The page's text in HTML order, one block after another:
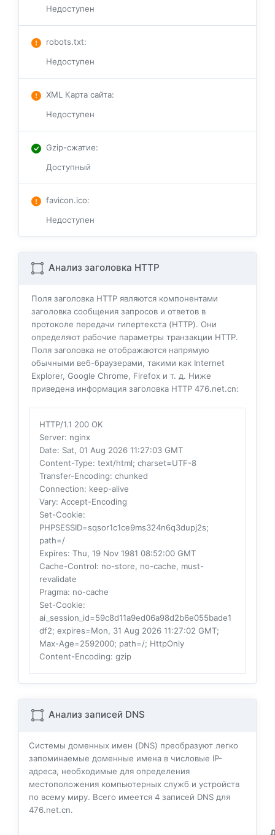
Недоступен
robots.txt:
Недоступен
XML Карта сайта:
Недоступен
Gzip-сжатие:
Доступный
favicon.ico:
Недоступен
Анализ заголовка HTTP
Поля заголовка HTTP являются компонентами
заголовка сообщения запросов и ответов в
протоколе передачи гипертекста (HTTP). Они
определяют рабочие параметры транзакции HTTP.
Поля заголовка не отображаются напрямую
обычными веб-браузерами, такими как Internet
Explorer, Google Chrome, Firefox и т. д. Ниже
приведена информация заголовка HTTP 476.net.cn:
HTTP/1.1 200 OK
Server: nginx
Date: Sat, 01 Aug 2026 11:27:03 GMT
Content-Type: text/html; charset=UTF-8
Transfer-Encoding: chunked
Connection: keep-alive
Vary: Accept-Encoding
Set-Cookie:
PHPSESSID=sqsor1c1ce9ms324n6q3dupj2s;
path=/
Expires: Thu, 19 Nov 1981 08:52:00 GMT
Cache-Control: no-store, no-cache, must-
revalidate
Pragma: no-cache
Set-Cookie:
ai_session_id=59c8d11a9ed06a98d2b6e055bade1
df2; expires=Mon, 31 Aug 2026 11:27:02 GMT;
Max-Age=2592000; path=/; HttpOnly
Content-Encoding: gzip
Анализ записей DNS
Системы доменных имен (DNS) преобразуют легко
запоминаемые доменные имена в числовые IP-
адреса, необходимые для определения
местоположения компьютерных служб и устройств
по всему миру. Всего имеется 4 записей DNS для
476.net.cn.